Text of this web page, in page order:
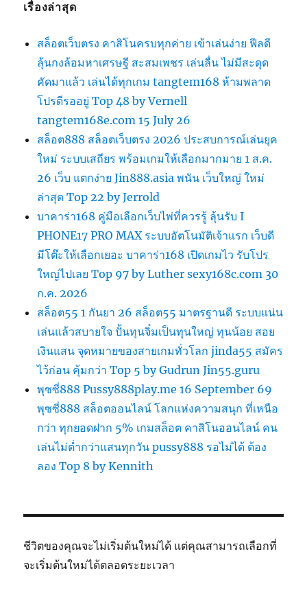
เรื่องล่าสุด
สล็อตเว็บตรง คาสิโนครบทุกค่าย เข้าเล่นง่าย ฟีลดี
ลุ้นกงล้อมหาเศรษฐี สะสมเพชร เล่นลื่น ไม่มีสะดุด
คัดมาแล้ว เล่นได้ทุกเกม tangtem168 ห้ามพลาด
โปรดีรออยู่ Top 48 by Vernell
tangtem168e.com 15 July 26
สล็อต888 สล็อตเว็บตรง 2026 ประสบการณ์เล่นยุค
ใหม่ ระบบเสถียร พร้อมเกมให้เลือกมากมาย 1 ส.ค.
26 เว็บ แตกง่าย Jin888.asia พนัน เว็บใหญ่ ใหม่
ล่าสุด Top 22 by Jerrold
บาคาร่า168 คู่มือเลือกเว็บไพ่ที่ควรรู้ ลุ้นรับ I
PHONE17 PRO MAX ระบบอัตโนมัติเจ้าแรก เว็บดี
มีโต๊ะให้เลือกเยอะ บาคาร่า168 เปิดเกมไว รับโปร
ใหญ่ไปเลย Top 97 by Luther sexy168c.com 30
ก.ค. 2026
สล็อต55 1 กันยา 26 สล็อต55 มาตรฐานดี ระบบแน่น
เล่นแล้วสบายใจ ปั้นทุนจิ๋มเป็นทุนใหญ่ ทุนน้อย สอย
เงินแสน จุดหมายของสายเกมทั่วโลก jinda55 สมัคร
ไว้ก่อน คุ้มกว่า Top 5 by Gudrun Jin55.guru
พุซซี่888 Pussy888play.me 16 September 69
พุซซี่888 สล็อตออนไลน์ โลกแห่งความสนุก ที่เหนือ
กว่า ทุกยอดฝาก 5% เกมสล็อต คาสิโนออนไลน์ คน
เล่นไม่ต่ำกว่าแสนทุกวัน pussy888 รอไม่ได้ ต้อง
ลอง Top 8 by Kennith
ชีวิตของคุณจะไม่เริ่มต้นใหม่ได้ แต่คุณสามารถเลือกที่
จะเริ่มต้นใหม่ได้ตลอดระยะเวลา